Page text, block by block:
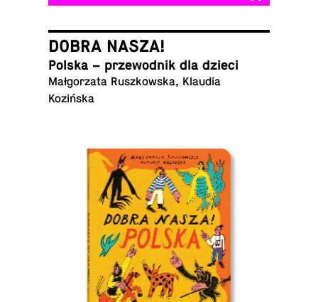
DOBRA NASZA!
Polska – prze­wod­nik dla dzieci
Małgorzata Ruszkowska, Klaudia
Kozińska